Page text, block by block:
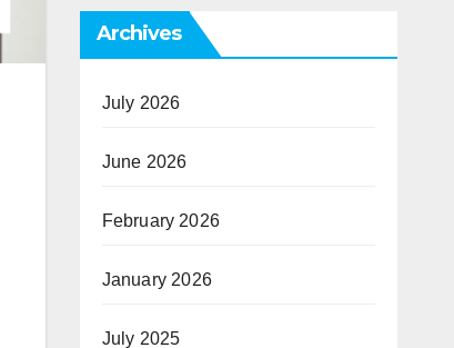
Archives
July 2026
June 2026
February 2026
January 2026
July 2025